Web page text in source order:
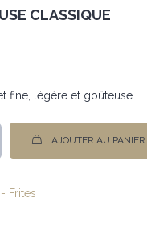
CLASSIQUE
fine, légère et goûteuse
AJOUTER AU PANIER
Frites